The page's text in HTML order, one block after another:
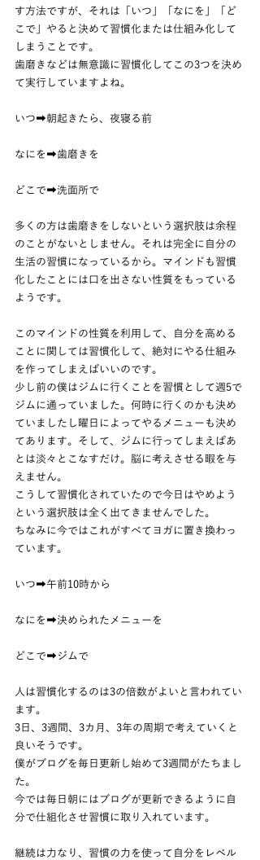
す方法ですが、それは「いつ」「なにを」「ど
こで」やると決めて習慣化または仕組み化して
しまうことです。
歯磨きなどは無意識に習慣化してこの3つを決め
て実行していますよね。
いつ➡朝起きたら、夜寝る前
なにを➡歯磨きを
どこで➡洗面所で
多くの方は歯磨きをしないという選択肢は余程
のことがないとしません。それは完全に自分の
生活の習慣になっているから。マインドも習慣
化したことには口を出さない性質をもっている
ようです。
このマインドの性質を利用して、自分を高める
ことに関しては習慣化して、絶対にやる仕組み
を作ってしまえばいいのです。
少し前の僕はジムに行くことを習慣として週5で
ジムに通っていました。何時に行くのかも決め
ていましたし曜日によってやるメニューも決め
てあります。そして、ジムに行ってしまえばあ
とは淡々とこなすだけ。脳に考えさせる暇を与
えません。
こうして習慣化されていたので今日はやめよう
という選択肢は全く出てきませんでした。
ちなみに今ではこれがすべてヨガに置き換わっ
ています。
いつ➡午前10時から
なにを➡決められたメニューを
どこで➡ジムで
人は習慣化するのは3の倍数がよいと言われてい
ます。
3日、3週間、3カ月、3年の周期で考えていくと
良いそうです。
僕がブログを毎日更新し始めて3週間がたちまし
た。
今では毎日朝にはブログが更新できるように自
分で仕組化させ習慣に取り入れています。
継続は力なり、習慣の力を使って自分をレベル